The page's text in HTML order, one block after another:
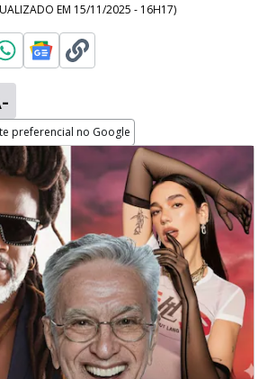
EM 15/11/2025 - 16H17)
preferencial no Google